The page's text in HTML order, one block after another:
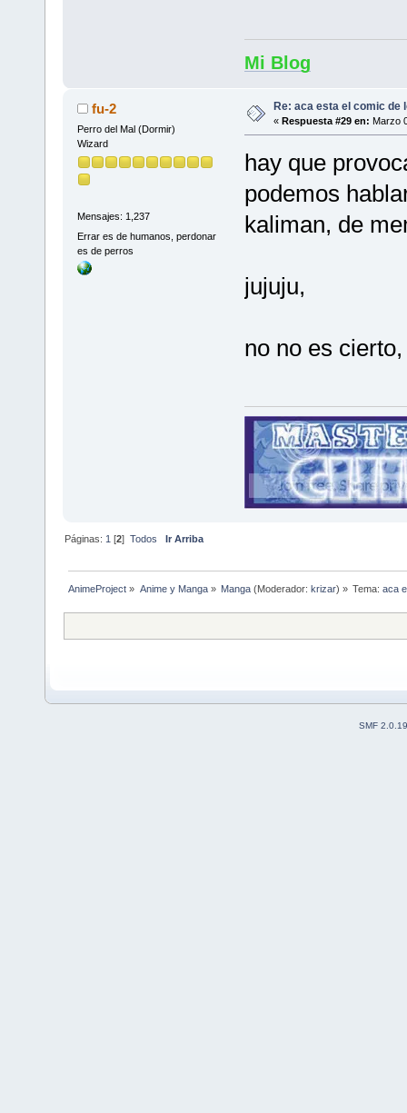
Mi Blog
fu-2
Perro del Mal (Dormir)
Wizard
Mensajes: 1,237
Errar es de humanos, perdonar
es de perros
Re: aca esta el comic de
« Respuesta #29 en: Marzo
hay que
podemos
kaliman, de
jujuju,
no no es
Páginas: 1 [2]Todos Ir Arriba
AnimeProject » Anime y Manga» Manga(Moderador: krizar) » Tema:aca
SMF 2.0.19